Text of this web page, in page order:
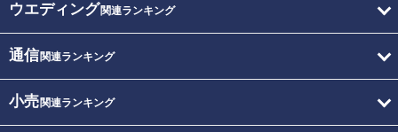
ウエディング関連ランキング
通信関連ランキング
小売関連ランキング